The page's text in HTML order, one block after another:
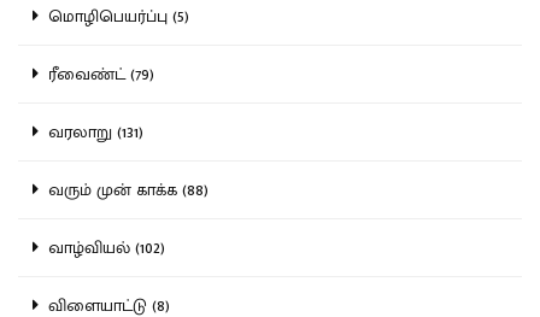
மொழிபெயர்ப்பு (5)
ரீவைண்ட் (79)
வரலாறு (131)
வரும் முன் காக்க (88)
வாழ்வியல் (102)
விளையாட்டு (8)